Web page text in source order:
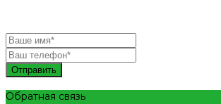
Отправить
Обратная связь